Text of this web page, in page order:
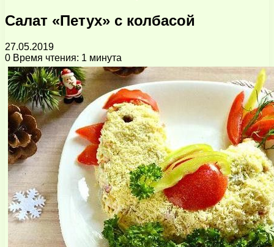
Салат «Петух» с колбасой
27.05.2019
0 Время чтения: 1 минута